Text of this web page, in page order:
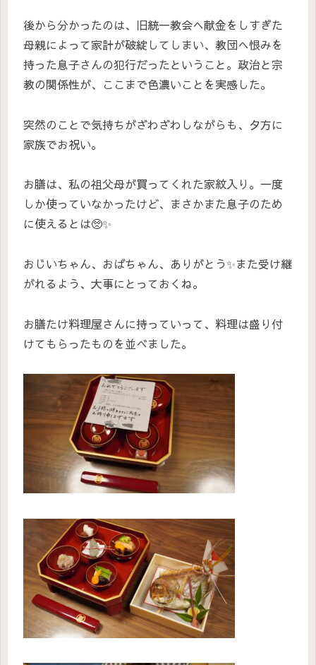
後から分かったのは、旧統一教会へ献金をしすぎた
母親によって家計が破綻してしまい、教団へ恨みを
持った息子さんの犯行だったということ。政治と宗
教の関係性が、ここまで色濃いことを実感した。
突然のことで気持ちがざわざわしながらも、夕方に
家族でお祝い。
お膳は、私の祖父母が買ってくれた家紋入り。一度
しか使っていなかったけど、まさかまた息子のため
に使えるとは🥺✨
おじいちゃん、おばちゃん、ありがとう✨また受け継
がれるよう、大事にとっておくね。
お膳たけ料理屋さんに持っていって、料理は盛り付
けてもらったものを並べました。